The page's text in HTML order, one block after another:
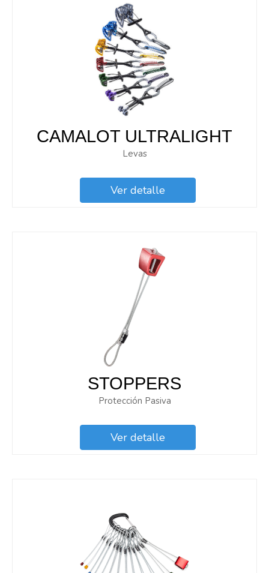
CAMALOT ULTRALIGHT
Levas
Ver detalle
STOPPERS
Protección Pasiva
Ver detalle